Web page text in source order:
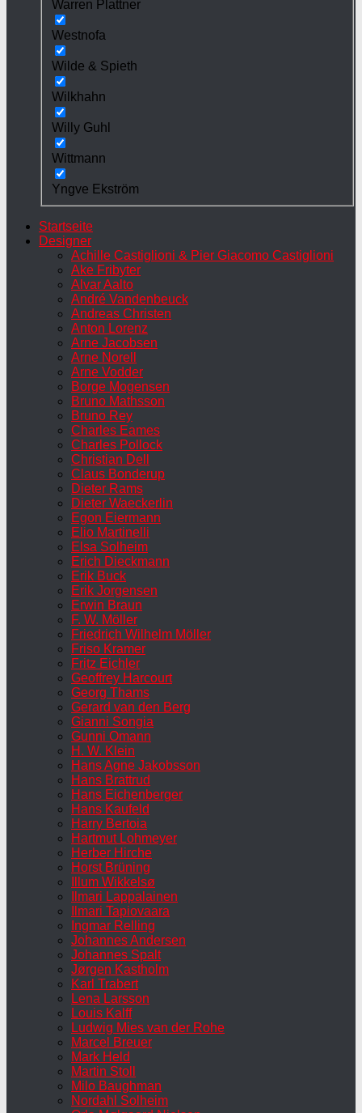
Warren Plattner
Westnofa
Wilde & Spieth
Wilkhahn
Willy Guhl
Wittmann
Yngve Ekström
Startseite
Designer
Achille Castiglioni & Pier Giacomo Castiglioni
Ake Fribyter
Alvar Aalto
André Vandenbeuck
Andreas Christen
Anton Lorenz
Arne Jacobsen
Arne Norell
Arne Vodder
Borge Mogensen
Bruno Mathsson
Bruno Rey
Charles Eames
Charles Pollock
Christian Dell
Claus Bonderup
Dieter Rams
Dieter Waeckerlin
Egon Eiermann
Elio Martinelli
Elsa Solheim
Erich Dieckmann
Erik Buck
Erik Jorgensen
Erwin Braun
F. W. Möller
Friedrich Wilhelm Möller
Friso Kramer
Fritz Eichler
Geoffrey Harcourt
Georg Thams
Gerard van den Berg
Gianni Songia
Gunni Omann
H. W. Klein
Hans Agne Jakobsson
Hans Brattrud
Hans Eichenberger
Hans Kaufeld
Harry Bertoia
Hartmut Lohmeyer
Herber Hirche
Horst Brüning
Illum Wikkelsø
Ilmari Lappalainen
Ilmari Tapiovaara
Ingmar Relling
Johannes Andersen
Johannes Spalt
Jørgen Kastholm
Karl Trabert
Lena Larsson
Louis Kalff
Ludwig Mies van der Rohe
Marcel Breuer
Mark Held
Martin Stoll
Milo Baughman
Nordahl Solheim